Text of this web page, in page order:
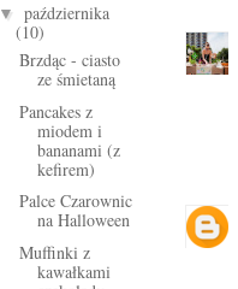
▼ października
(10)
Brzdąc - ciasto
ze śmietaną
Pancakes z
miodem i
bananami (z
kefirem)
Palce Czarownic
na Halloween
Muffinki z
kawałkami